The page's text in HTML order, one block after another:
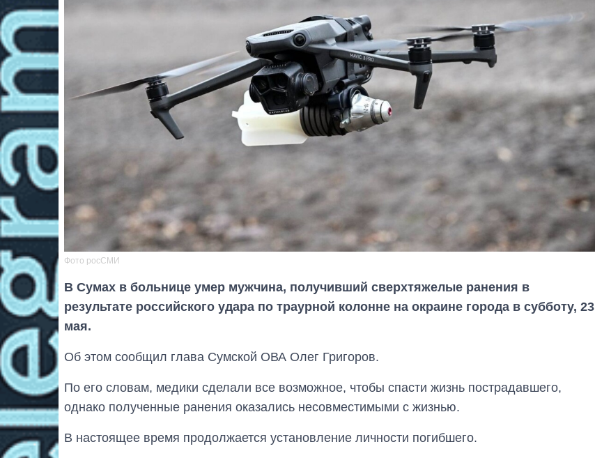
Фото росСМИ
В Сумах в больнице умер мужчина, получивший сверхтяжелые ранения в
результате российского удара по траурной колонне на окраине города в субботу, 23
мая.
Об этом сообщил глава Сумской ОВА Олег Григоров.
По его словам, медики сделали все возможное, чтобы спасти жизнь пострадавшего,
однако полученные ранения оказались несовместимыми с жизнью.
В настоящее время продолжается установление личности погибшего.